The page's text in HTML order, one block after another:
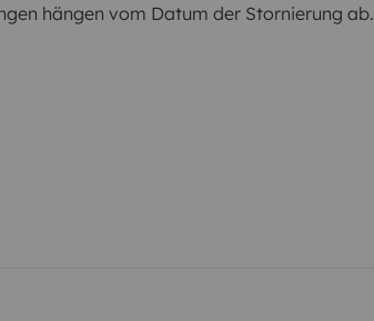
hängen vom Datum der Stornierung ab.